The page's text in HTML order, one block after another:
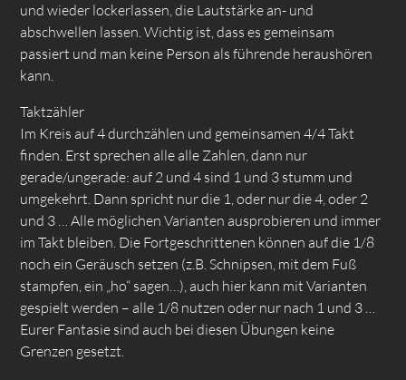
und wieder lockerlassen, die Lautstärke an- und
abschwellen lassen. Wichtig ist, dass es gemeinsam
passiert und man keine Person als führende heraushören
kann.
Taktzähler
Im Kreis auf 4 durchzählen und gemeinsamen 4/4 Takt
finden. Erst sprechen alle alle Zahlen, dann nur
gerade/ungerade: auf 2 und 4 sind 1 und 3 stumm und
umgekehrt. Dann spricht nur die 1, oder nur die 4, oder 2
und 3 … Alle möglichen Varianten ausprobieren und immer
im Takt bleiben. Die Fortgeschrittenen können auf die 1/8
noch ein Geräusch setzen (z.B. Schnipsen, mit dem Fuß
stampfen, ein „ho“ sagen…), auch hier kann mit Varianten
gespielt werden – alle 1/8 nutzen oder nur nach 1 und 3 …
Eurer Fantasie sind auch bei diesen Übungen keine
Grenzen gesetzt.